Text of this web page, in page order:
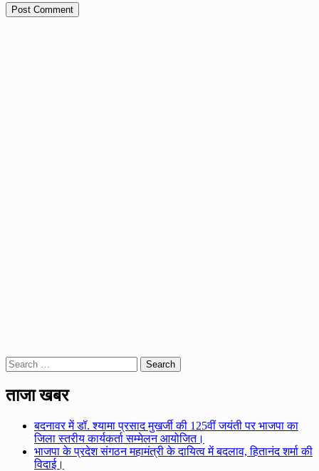
Search
for:
ताजा खबर
बदनावर में डॉ. श्यामा प्रसाद मुखर्जी की 125वीं जयंती पर भाजपा का
जिला स्तरीय कार्यकर्ता सम्मेलन आयोजित।
भाजपा के प्रदेश संगठन महामंत्री के दायित्व में बदलाव, हितानंद शर्मा की
विदाई।